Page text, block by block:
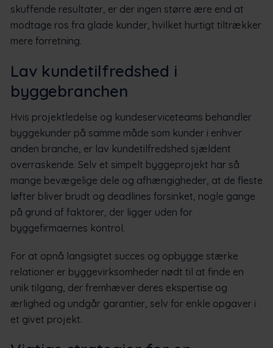
skuffende resultater, er der ingen større ære end at
modtage ros fra glade kunder, hvilket hurtigt tiltrækker
mere forretning.
Lav kundetilfredshed i
byggebranchen
Hvis projektledelse og kundeserviceteams behandler
byggekunder på samme måde som kunder i enhver
anden branche, er lav kundetilfredshed sjældent
overraskende. Selv et simpelt byggeprojekt har så
mange bevægelige dele og afhængigheder, at de fleste
løfter bliver brudt og deadlines forsinket, nogle gange
på grund af faktorer, der ligger uden for
byggefirmaernes kontrol.
For at opnå langsigtet succes og opbygge stærke
relationer er byggevirksomheder nødt til at finde en
unik tilgang, der fremhæver deres ekspertise og
ærlighed og undgår garantier, selv for enkle opgaver i
et givet projekt.